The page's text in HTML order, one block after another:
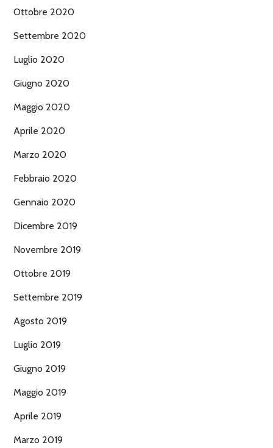
Ottobre 2020
Settembre 2020
Luglio 2020
Giugno 2020
Maggio 2020
Aprile 2020
Marzo 2020
Febbraio 2020
Gennaio 2020
Dicembre 2019
Novembre 2019
Ottobre 2019
Settembre 2019
Agosto 2019
Luglio 2019
Giugno 2019
Maggio 2019
Aprile 2019
Marzo 2019